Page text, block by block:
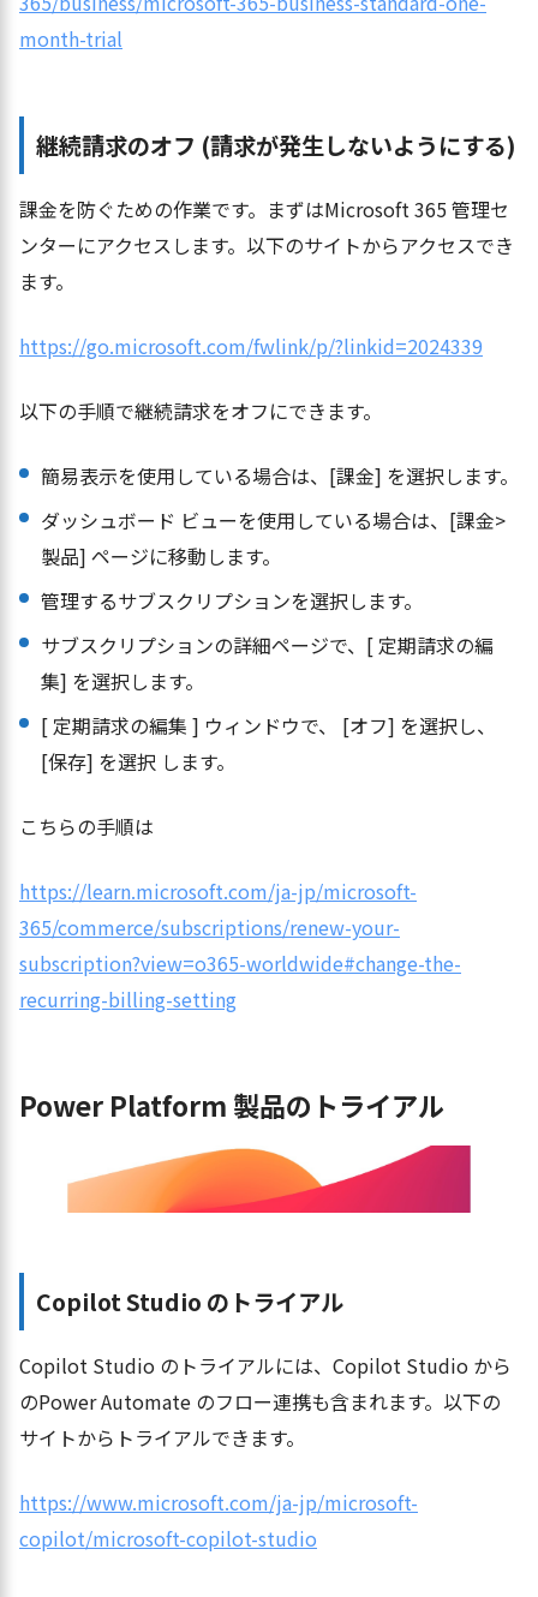
month-trial
継続請求のオフ (請求が発生しないようにする)
課金を防ぐための作業です。まずはMicrosoft 365 管理セ
ンターにアクセスします。以下のサイトからアクセスでき
ます。
https://go.microsoft.com/fwlink/p/?linkid=2024339
以下の手順で継続請求をオフにできます。
簡易表示を使用している場合は、[課金] を選択します。
ダッシュボード ビューを使用している場合は、[課金>
製品] ページに移動します。
管理するサブスクリプションを選択します。
サブスクリプションの詳細ページで、[ 定期請求の編
集] を選択します。
[ 定期請求の編集 ] ウィンドウで、 [オフ] を選択し、
[保存] を選択 します。
こちらの手順は
https://learn.microsoft.com/ja-jp/microsoft-
365/commerce/subscriptions/renew-your-
subscription?view=o365-worldwide#change-the-
recurring-billing-setting
Power Platform 製品のトライアル
Copilot Studio のトライアル
Copilot Studio のトライアルには、Copilot Studio から
のPower Automate のフロー連携も含まれます。以下の
サイトからトライアルできます。
https://www.microsoft.com/ja-jp/microsoft-
copilot/microsoft-copilot-studio